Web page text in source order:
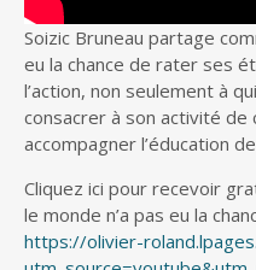
Soizic Bruneau partage
eu la chance de rater ses
l’action, non seulement à
consacrer à son activité de
accompagner l’éducation
Cliquez ici pour recevoir
le monde n’a pas eu la
https://olivier-